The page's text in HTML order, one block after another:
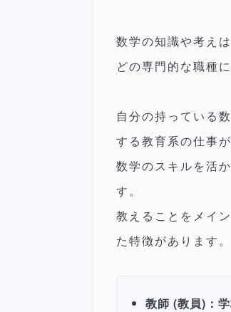
数学の知識や考え
どの専門的な職種
自分の持っている
する教育系の仕事
数学のスキルを活
す。
教えることをメイ
た特徴があります。
教師 (教員)：